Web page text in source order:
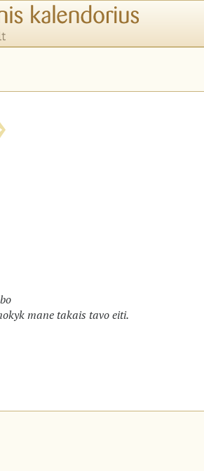
mane takais tavo eiti.